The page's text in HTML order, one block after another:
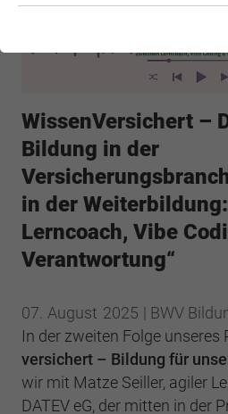
WissenVersichert –
Bildung in der
in der
Lerncoach, Vibe
Verantwortung“
07. August 2025 | BWV
In der zweiten Folge unseres
versichert – Bildung für
wir mit Matze Seiller, agiler
DATEV eG, der mitten in der
Essenzielle Cookies werden für
Webseite einwandfrei funktioniert.
Anbieter BWV Südwest
Laufzeit 1 Jahr
Zweck
Dieses Cookie
Cookie-
speichern.
Name
Anbieter BWV Südwest
Laufzeit 1 Jahr
Google Analytics
Name _ga
Anbieter Google Analytics
Laufzeit 2 Jahre
Zweck
Registriert eine
wird, um
Besucher die
Name _ga_#
Cookie-